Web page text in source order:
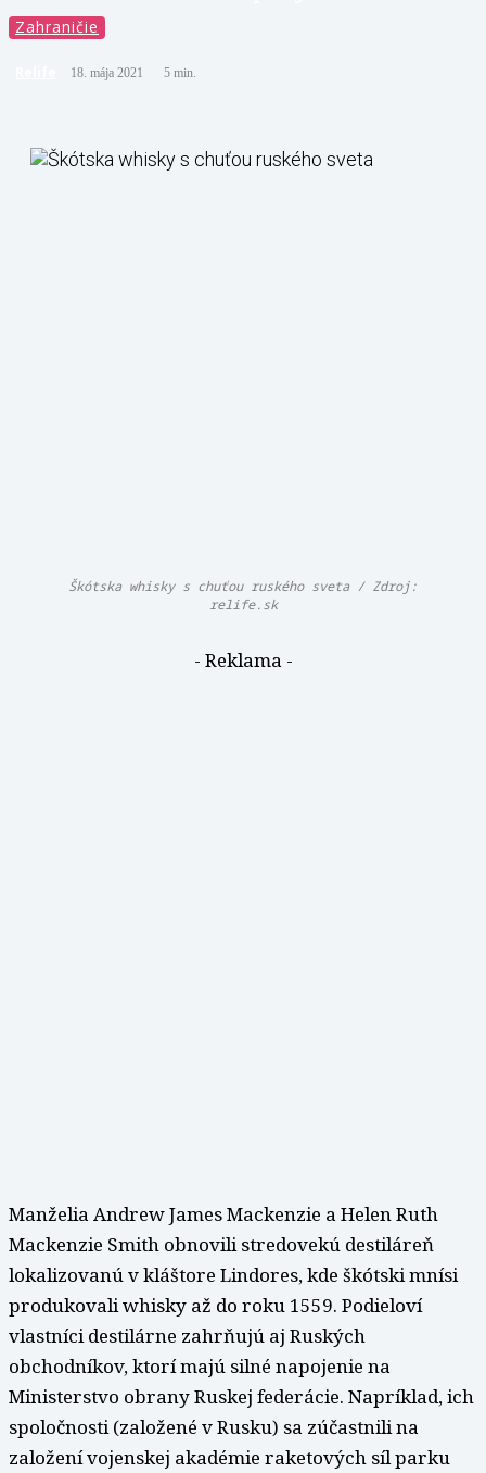
Zahraničie
18. mája 2021 5 min.
Škótska whisky s chuťou ruského sveta / Zdroj:
relife.sk
- Reklama -
Manželia Andrew James Mackenzie a Helen Ruth
Mackenzie Smith obnovili stredovekú destiláreň
lokalizovanú v kláštore Lindores, kde škótski mnísi
produkovali whisky až do roku 1559. Podieloví
vlastníci destilárne zahrňujú aj Ruských
obchodníkov, ktorí majú silné napojenie na
Ministerstvo obrany Ruskej federácie. Napríklad, ich
spoločnosti (založené v Rusku) sa zúčastnili na
založení vojenskej akadémie raketových síl parku